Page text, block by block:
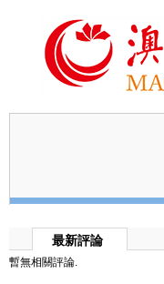
最新評論
暫無相關評論.